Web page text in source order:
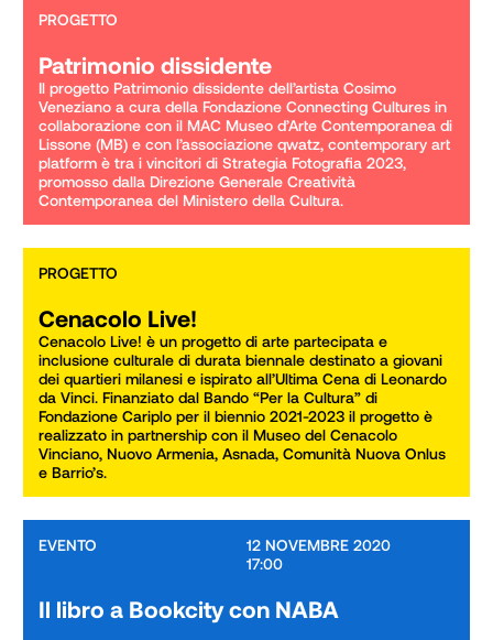
PROGETTO
Patrimonio dissidente
Il progetto Patrimonio dissidente dell’artista Cosimo
Veneziano a cura della Fondazione Connecting Cultures in
collaborazione con il MAC Museo d’Arte Contemporanea di
Lissone (MB) e con l’associazione qwatz, contemporary art
platform è tra i vincitori di Strategia Fotografia 2023,
promosso dalla Direzione Generale Creatività
Contemporanea del Ministero della Cultura.
PROGETTO
Cenacolo Live!
Cenacolo Live! è un progetto di arte partecipata e
inclusione culturale di durata biennale destinato a giovani
dei quartieri milanesi e ispirato all’Ultima Cena di Leonardo
da Vinci. Finanziato dal Bando “Per la Cultura” di
Fondazione Cariplo per il biennio 2021-2023 il progetto è
realizzato in partnership con il Museo del Cenacolo
Vinciano, Nuovo Armenia, Asnada, Comunità Nuova Onlus
e Barrio’s.
EVENTO
12 NOVEMBRE 2020
17:00
Il libro a Bookcity con NABA